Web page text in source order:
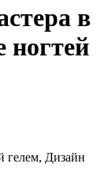
в
ногтей
гелем, Дизайн